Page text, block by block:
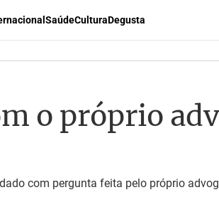
SaúdeCulturaDegusta
o próprio
com pergunta feita pelo próprio